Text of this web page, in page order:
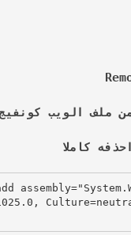
ملف الويب
assembly=